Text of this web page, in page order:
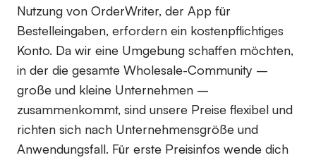
Nutzung von OrderWriter, der App für
Bestelleingaben, erfordern ein kostenpflichtiges
Konto. Da wir eine Umgebung schaffen möchten,
in der die gesamte Wholesale-Community –
große und kleine Unternehmen –
zusammenkommt, sind unsere Preise flexibel und
richten sich nach Unternehmensgröße und
Anwendungsfall. Für erste Preisinfos wende dich